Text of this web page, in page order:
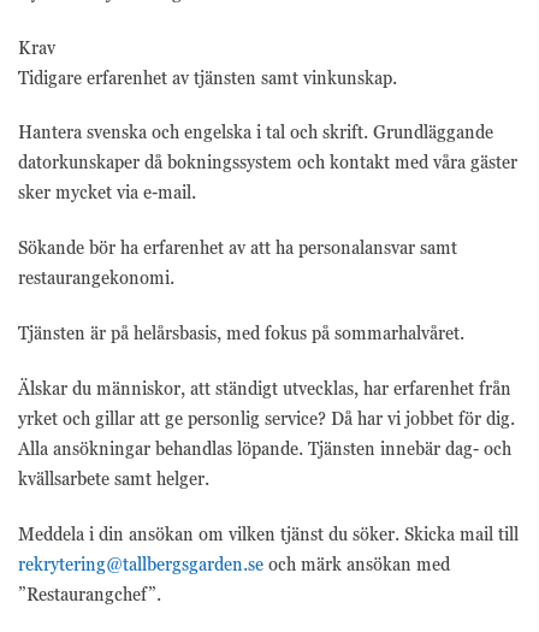
Krav
Tidigare erfarenhet av tjänsten samt vinkunskap.
Hantera svenska och engelska i tal och skrift. Grundläggande
datorkunskaper då bokningssystem och kontakt med våra gäster
sker mycket via e-mail.
Sökande bör ha erfarenhet av att ha personalansvar samt
restaurangekonomi.
Tjänsten är på helårsbasis, med fokus på sommarhalvåret.
Älskar du människor, att ständigt utvecklas, har erfarenhet från
yrket och gillar att ge personlig service? Då har vi jobbet för dig.
Alla ansökningar behandlas löpande. Tjänsten innebär dag- och
kvällsarbete samt helger.
Meddela i din ansökan om vilken tjänst du söker. Skicka mail till
rekrytering@tallbergsgarden.se och märk ansökan med
”Restaurangchef”.